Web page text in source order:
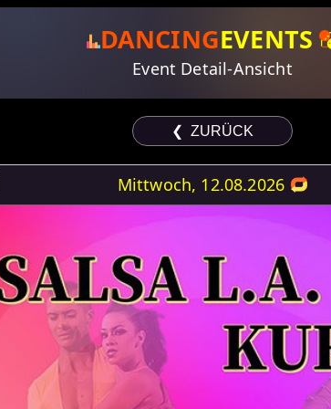
DANCINGEVENTS
Event Detail-Ansicht
❮ ZURÜCK
Mittwoch, 12.08.2026